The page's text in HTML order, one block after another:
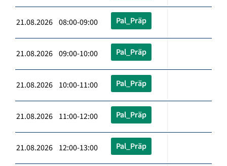
21.08.2026 08:00-09:00 Pal_Präp
21.08.2026 09:00-10:00 Pal_Präp
21.08.2026 10:00-11:00 Pal_Präp
21.08.2026 11:00-12:00 Pal_Präp
21.08.2026 12:00-13:00 Pal_Präp